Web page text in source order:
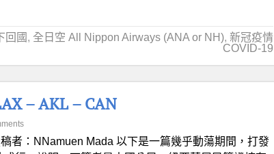
回國 , 全日空 All Nippon Airways (ANA or NH), 新冠疫情
COVID-19
– AKL – CAN
者：NNamuen Mada 以下是一篇幾乎動蕩期間，打發